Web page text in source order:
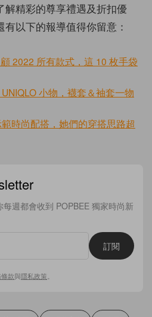
精彩的尊享禮遇及折扣優
以下的報導值得你留意：
2022 所有款式，這 10 枚手袋
小物，襪套＆袖套一物
時尚配搭，她們的穿搭思路超
週都會收到 POPBEE 獨家時尚新
訂閱
款與隱私政策。